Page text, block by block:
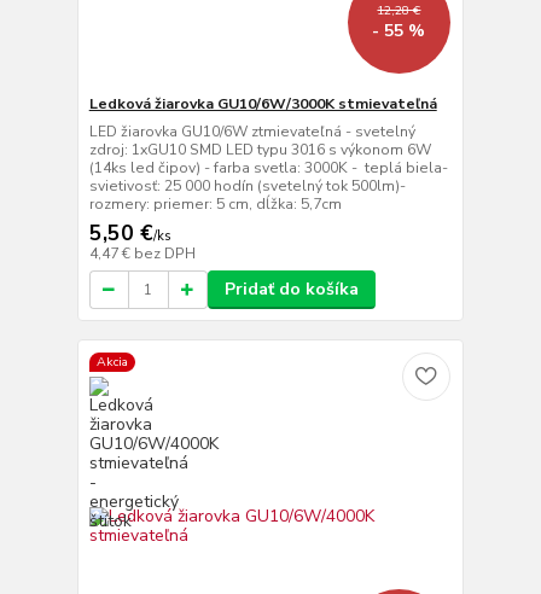
12,28 €
- 55 %
Ledková žiarovka GU10/6W/3000K stmievateľná
LED žiarovka GU10/6W ztmievateľná - svetelný
zdroj: 1xGU10 SMD LED typu 3016 s výkonom 6W
(14ks led čipov) - farba svetla: 3000K - teplá biela-
svietivosť: 25 000 hodín (svetelný tok 500lm)-
rozmery: priemer: 5 cm, dĺžka: 5,7cm
5,50 €/ks
4,47 € bez DPH
Pridať do košíka
Akcia